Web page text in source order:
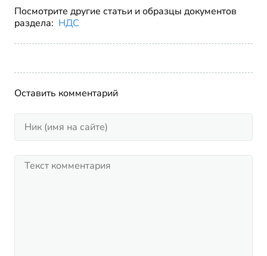
Посмотрите другие статьи и образцы документов
раздела: НДС
Оставить комментарий